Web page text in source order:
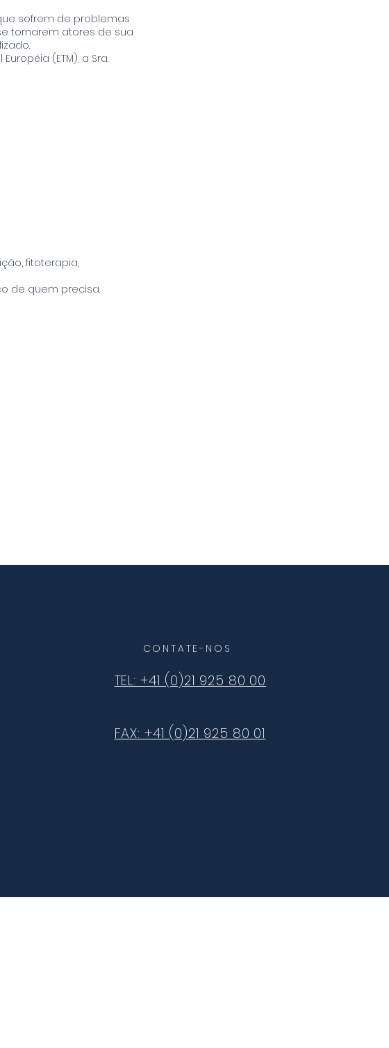
sofrem de problemas
tornarem atores de sua
(ETM), a Sra.
fitoterapia,
de quem precisa.
CONTATE-NOS
TEL: +41 (0)21 925 80 00
FAX: +41 (0)21 925 80 01